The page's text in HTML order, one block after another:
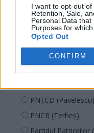
I want to opt-out of
Retention, Sale,
Personal Data
Purposes for
Opted Out
CONFIRM
SOS (Șoșoacă)
POT (Gavrilă)
PACE (Peia)
Acțiunea
PNȚCD (Pavelescu)
PNCR (Terheș)
Partidul Patrioților